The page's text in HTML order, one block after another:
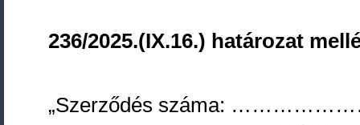
236/2025.(IX.16.) határozat
„Szerződés száma: